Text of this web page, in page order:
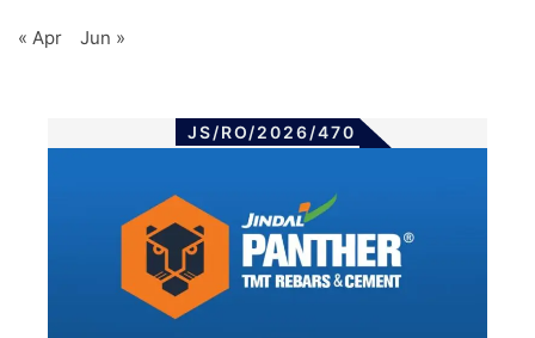
« Apr Jun »
JS/RO/2026/470